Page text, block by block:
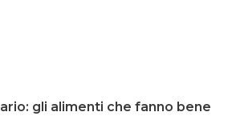
gli alimenti che fanno bene